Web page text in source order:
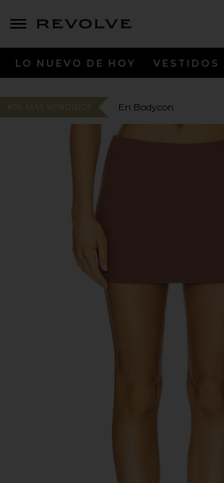
menu - shows more content
LO NUEVO DE HOY VESTIDOS
#76 MÁS VENDIDOS En Bodycon